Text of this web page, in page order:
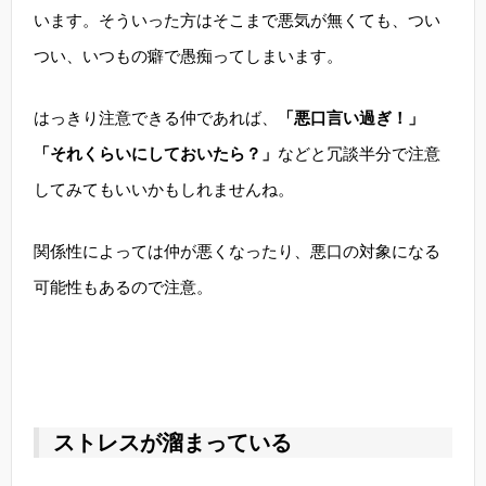
います。そういった方はそこまで悪気が無くても、つい
つい、いつもの癖で愚痴ってしまいます。
はっきり注意できる仲であれば、
「悪口言い過ぎ！」
「それくらいにしておいたら？」 などと冗談半分で注意
してみてもいいかもしれませんね。
関係性によっては仲が悪くなったり、悪口の対象になる
可能性もあるので注意。
ストレスが溜まっている